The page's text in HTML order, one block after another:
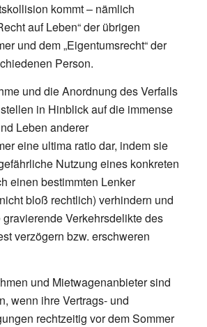
kommt – nämlich
auf Leben“ der übrigen
und dem „Eigentumsrecht“ der
Person.
und die Anordnung des Verfalls
in Hinblick auf die immense
Leben anderer
eine ultima ratio dar, indem sie
Nutzung eines konkreten
einen bestimmten Lenker
bloß rechtlich) verhindern und
Verkehrsdelikte des
verzögern bzw. erschweren
und Mietwagenanbieter sind
wenn ihre Vertrags- und
rechtzeitig vor dem Sommer